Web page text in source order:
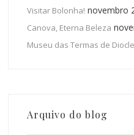
Visitar Bolonha! novembro
Canova, Eterna Beleza
Museu das Termas de
Arquivo do blog